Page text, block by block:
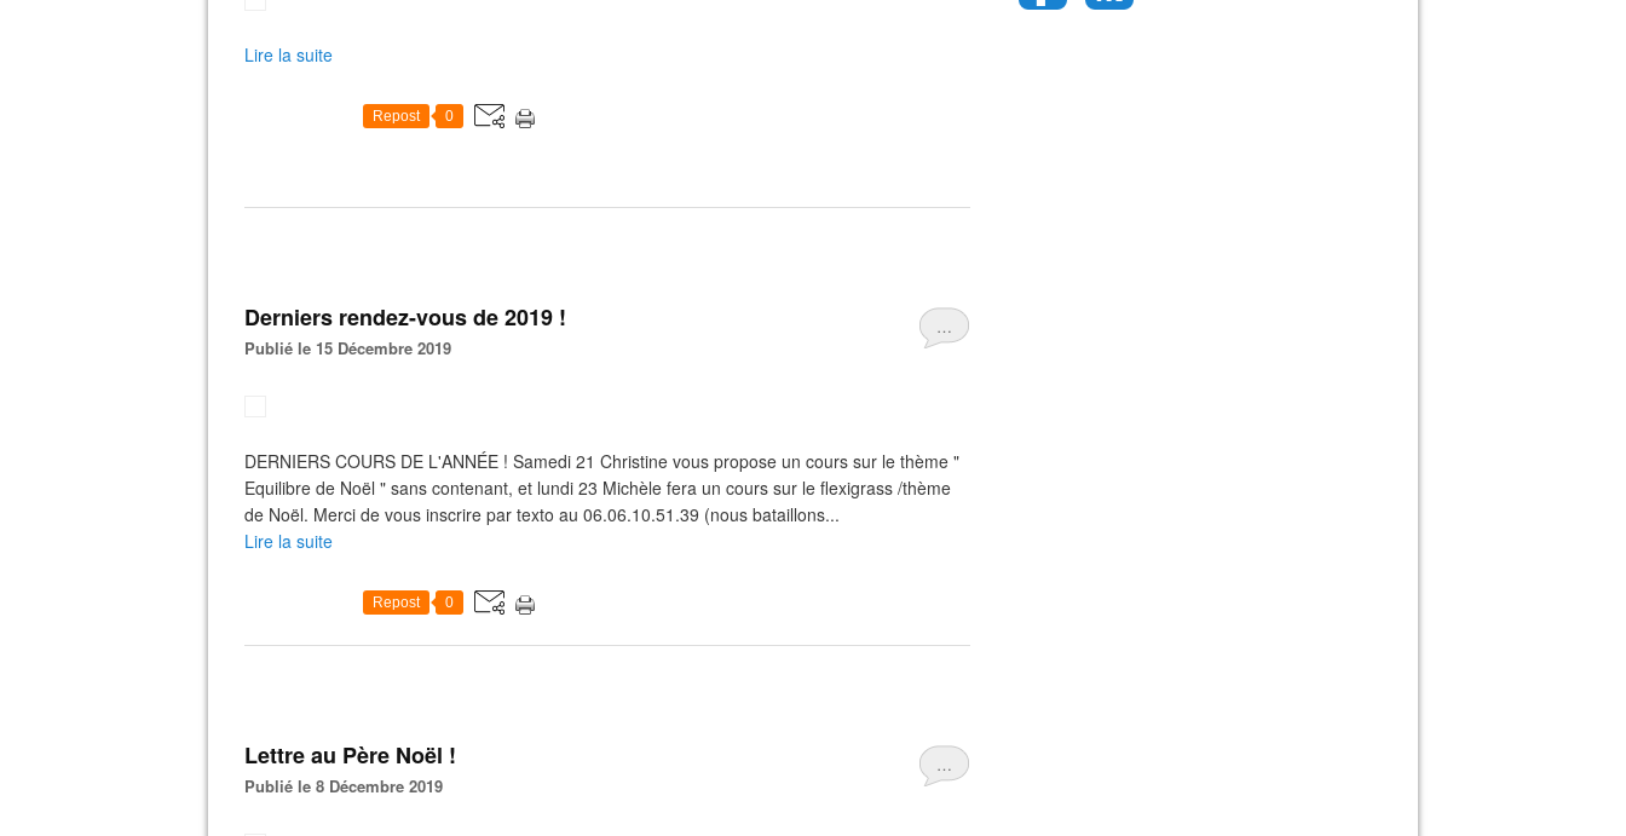
Lire la suite
Repost 0
…
Derniers rendez-vous de 2019 !
Publié le 15 Décembre 2019
DERNIERS COURS DE L'ANNÉE ! Samedi 21 Christine vous propose un cours sur le thème "
Equilibre de Noël " sans contenant, et lundi 23 Michèle fera un cours sur le flexigrass /thème
de Noël. Merci de vous inscrire par texto au 06.06.10.51.39 (nous bataillons...
Lire la suite
Repost 0
…
Lettre au Père Noël !
Publié le 8 Décembre 2019